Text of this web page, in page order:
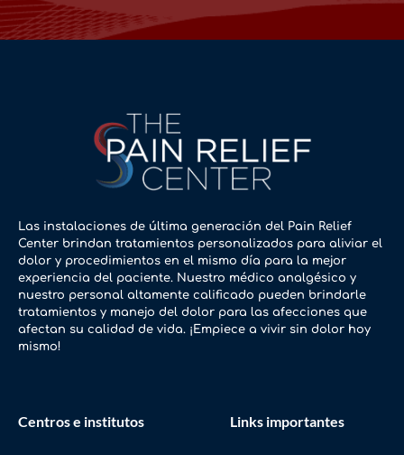
Las instalaciones de última generación del Pain Relief
Center brindan tratamientos personalizados para aliviar el
dolor y procedimientos en el mismo día para la mejor
experiencia del paciente. Nuestro médico analgésico y
nuestro personal altamente calificado pueden brindarle
tratamientos y manejo del dolor para las afecciones que
afectan su calidad de vida. ¡Empiece a vivir sin dolor hoy
mismo!
Centros e institutos Links importantes